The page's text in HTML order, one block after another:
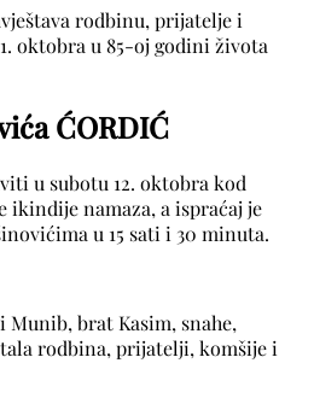
rodbinu, prijatelje i
oktobra u 85-oj godini života
ĆORDIĆ
u subotu 12. oktobra kod
ikindije namaza, a ispraćaj je
u 15 sati i 30 minuta.
brat Kasim, snahe,
rodbina, prijatelji, komšije i